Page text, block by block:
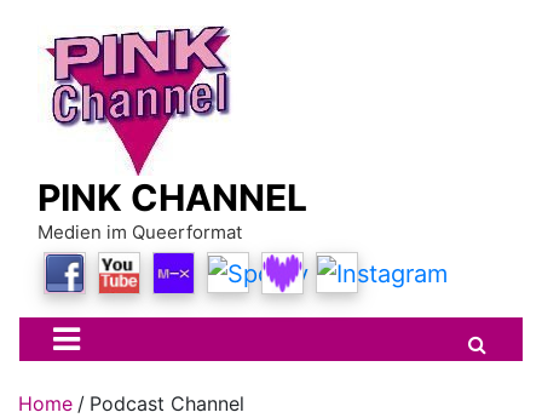
content
PINK CHANNEL
Medien im Queerformat
Home Podcast Channel